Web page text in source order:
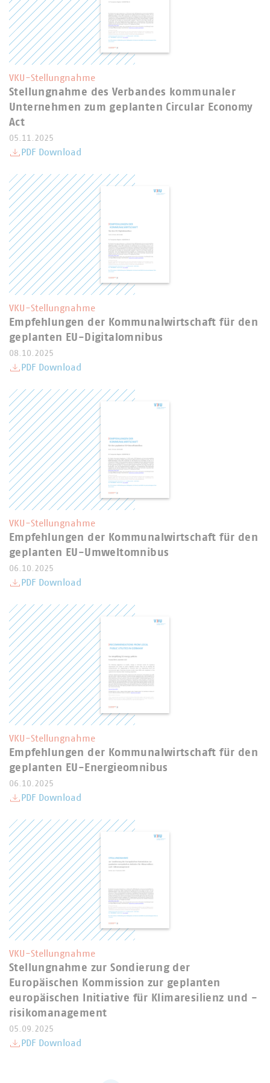
VKU-Stellungnahme
Stellungnahme des Verbandes kommunaler
Unternehmen zum geplanten Circular Economy
Act
05.11.2025
PDF Download
VKU-Stellungnahme
Empfehlungen der Kommunalwirtschaft für den
geplanten EU-Digitalomnibus
08.10.2025
PDF Download
VKU-Stellungnahme
Empfehlungen der Kommunalwirtschaft für den
geplanten EU-Umweltomnibus
06.10.2025
PDF Download
VKU-Stellungnahme
Empfehlungen der Kommunalwirtschaft für den
geplanten EU-Energieomnibus
06.10.2025
PDF Download
VKU-Stellungnahme
Stellungnahme zur Sondierung der
Europäischen Kommission zur geplanten
europäischen Initiative für Klimaresilienz und -
risikomanagement
05.09.2025
PDF Download